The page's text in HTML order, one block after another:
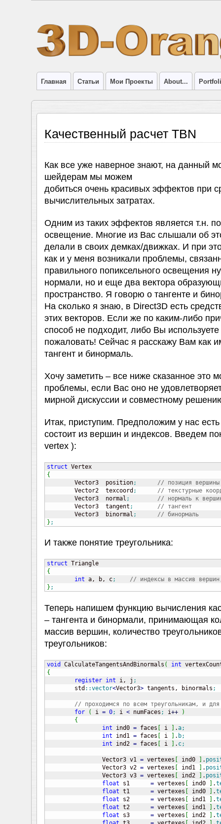
Главная Статьи Мои Проекты About...
Качественный расчет TBN
Как все уже наверное знают, на данный
шейдерам мы можем
добиться очень красивых эффектов при
вычислительных затратах.
Одним из таких эффектов является т.н.
освещение. Многие из Вас слышали об
делали в своих демках/движках. И при
как и у меня возникали проблемы,
правильного попиксельного освещения
нормали, но и еще два вектора
пространство. Я говорю о тангенте и
На сколько я знаю, в Direct3D есть
этих векторов. Если же по каким-либо
способ не подходит, либо Вы
пожаловать! Сейчас я расскажу Вам как
тангент и бинормаль.
Хочу заметить – все ниже сказанное это
проблемы, если Вас оно не
мирной дискуссии и совместному
Итак, приступим. Предположим у нас
состоит из вершин и индексов. Введем
vertex ):
struct
Vertex
{
Vector3  position;
// позиция вершины
	Vector2  texcoord
;
// текстурные
	Vector3  normal
;
// нормаль к
	Vector3  tangent
;
// тангент
	Vector3  binormal
;
// бинормаль
} ;
И также понятие треугольника:
struct
Triangle
{
int a, b, c;
// индексы в массив
} ;
Теперь напишем функцию вычисления
– тангента и бинормали, принимающая
массив вершин, количество
треугольников:
void CalculateTangentsAndBinormals ( int
{
register
int i, j ;
	std
::vector<Vector3> tangents, binormals ;
// проходимся по всем треугольникам, и для
for
( i = 0; i < numFaces ; i++
)
{
int ind0 = faces i .a;
int ind1 = faces i . b;
int ind2 = faces i . c;
		Vector3 v1
= vertexes ind0 .
		Vector3 v2
= vertexes ind1 .
		Vector3 v3
= vertexes ind2 .
float s1 = vertexes ind0 .
float t1 = vertexes ind0 .
float s2 = vertexes ind1 .
float t2 = vertexes ind1 .
float s3 = vertexes ind2 .